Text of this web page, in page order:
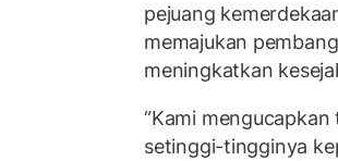
pejuang
memajukan
meningkatkan
“Kami
setinggi-tingginya